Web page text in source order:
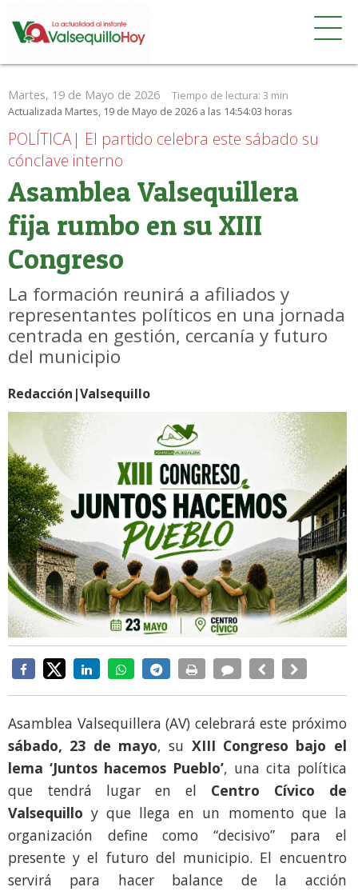
Martes, 19 de Mayo de 2026 Tiempo de lectura: 3 min
Actualizada Martes, 19 de Mayo de 2026 a las 14:54:03 horas
POLÍTICA| El partido celebra este sábado su
cónclave interno
Asamblea Valsequillera
fija rumbo en su XIII
Congreso
La formación reunirá a afiliados y
representantes políticos en una jornada
centrada en gestión, cercanía y futuro
del municipio
Redacción|Valsequillo
Asamblea Valsequillera (AV) celebrará este próximo
sábado, 23 de mayo, su XIII Congreso bajo el
lema ‘Juntos hacemos Pueblo’, una cita política
que tendrá lugar en el Centro Cívico de
Valsequillo y que llega en un momento que la
organización define como “decisivo” para el
presente y el futuro del municipio. El encuentro
servirá para hacer balance de la acción